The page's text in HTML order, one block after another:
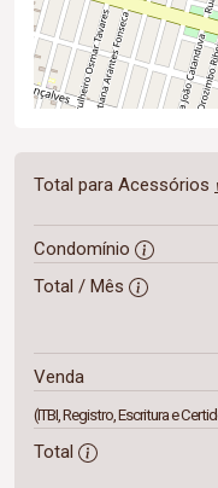
Total para Acessórios
Condomínio
Total / Mês
Venda
(ITBI, Registro, Escritura e
Total